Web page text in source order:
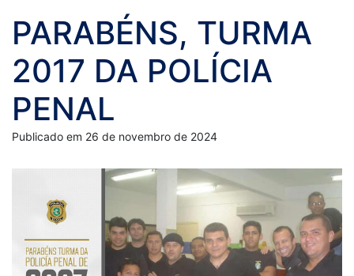
PARABÉNS, TURMA
2017 DA POLÍCIA
PENAL
Publicado em 26 de novembro de 2024